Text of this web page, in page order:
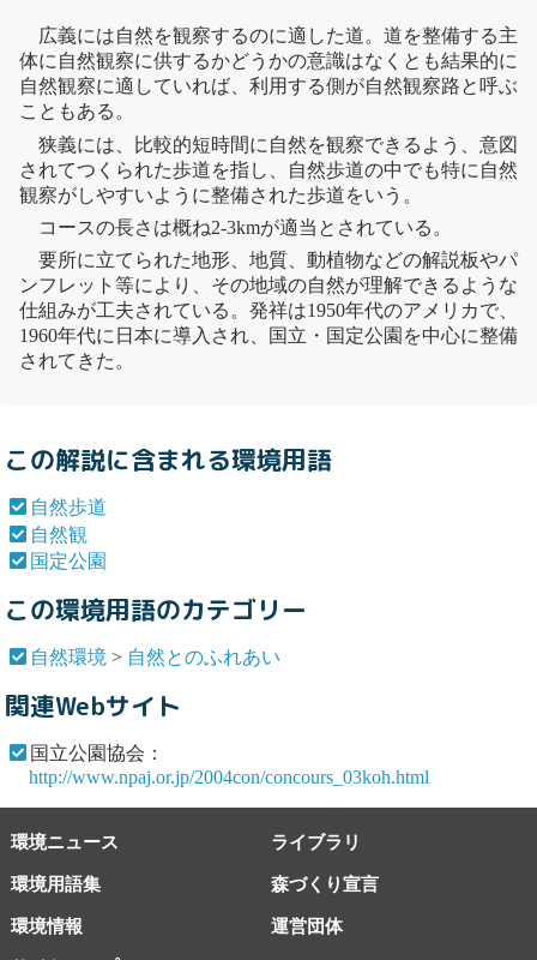
広義には自然を観察するのに適した道。道を整備する主
体に 自然観察に供するかどうかの意識はなくとも結果的に
自然観察に適していれば、利用する側が自然観察路と呼ぶ
こともある。
狭義には、比較的短時間に自然を観察できるよう、意図
されてつくられた歩道を指し、
自然歩道の中でも特に 自然
観察がしやすいように整備された歩道をいう。
コースの長さは概ね2-3kmが適当とされている。
要所に立てられた地形、地質、動植物などの解説板やパ
ンフレット等により、その地域の自然が理解できるような
仕組みが工夫されている。発祥は1950年代のアメリカで、
1960年代に日本に導入され、国立・ 国定公園 を中心に整備
されてきた。
この解説に含まれる環境用語
自然歩道
自然観
国定公園
この環境用語のカテゴリー
自然環境 > 自然とのふれあい
関連Webサイト
国立公園協会：
http://www.npaj.or.jp/2004con/concours_03koh.html
環境ニュース ライブラリ
環境用語集 森づくり宣言
環境情報 運営団体